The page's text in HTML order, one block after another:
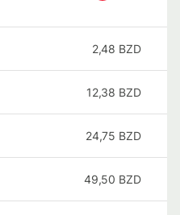
2,48 BZD
12,38 BZD
24,75 BZD
49,50 BZD